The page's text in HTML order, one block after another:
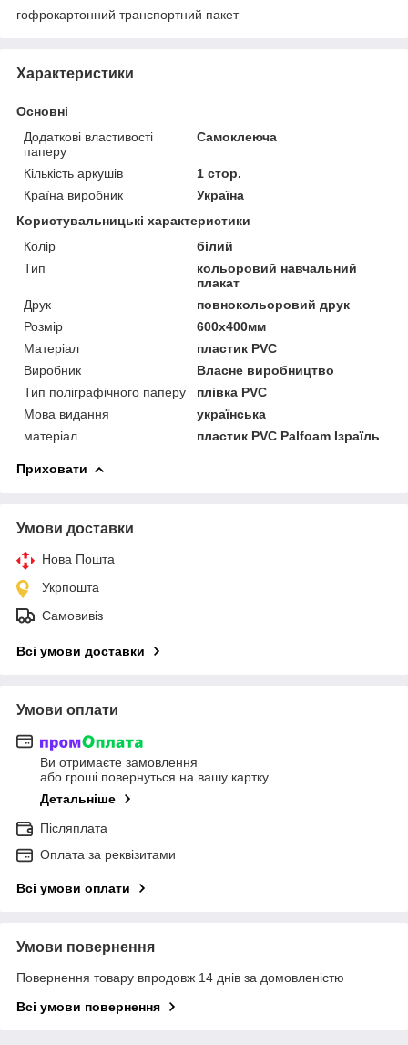
гофрокартонний транспортний пакет
Характеристики
Основні
Додаткові властивості
паперу
Самоклеюча
Кількість аркушів
1 стор.
Країна виробник
Україна
Користувальницькі характеристики
Колір
білий
Тип
кольоровий навчальний
плакат
Друк
повнокольоровий друк
Розмір
600х400мм
Матеріал
пластик PVC
Виробник
Власне виробництво
Тип поліграфічного паперу
плівка PVC
Мова видання
українська
матеріал
пластик PVC Palfoam Ізраїль
Приховати
Умови доставки
Нова Пошта
Укрпошта
Самовивіз
Всі умови доставки
Умови оплати
Ви отримаєте замовлення
або гроші повернуться на вашу картку
Детальніше
Післяплата
Оплата за реквізитами
Всі умови оплати
Умови повернення
Повернення товару впродовж 14 днів за домовленістю
Всі умови повернення